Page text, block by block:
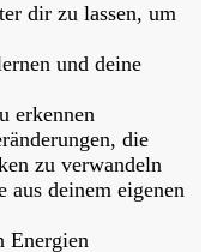
dir zu lassen, um
und deine
erkennen
die
zu verwandeln
aus deinem eigenen
Energien